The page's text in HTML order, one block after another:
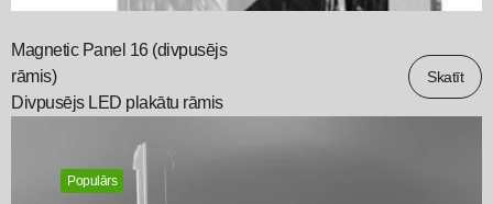
Magnetic Panel 16 (divpusējs
rāmis)
Divpusējs LED plakātu rāmis
Skatīt
Populārs